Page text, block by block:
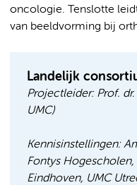
oncologie. Tenslotte
van beeldvorming bij
Landelijk
Projectleider: Prof.
UMC)
Kennisinstellingen:
Fontys Hogescholen,
Eindhoven, UMC